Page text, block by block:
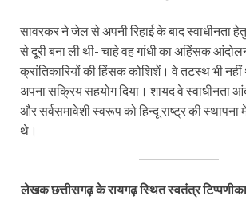
सावरकर ने जेल से अपनी रिहाई के बाद स्वाधीनता
से दूरी बना ली थी- चाहे वह गांधी का अहिंसक
क्रांतिकारियों की हिंसक कोशिशें। वे तटस्थ भी
अपना सक्रिय सहयोग दिया। शायद वे स्वाधीनता
और सर्वसमावेशी स्वरूप को हिन्दू राष्ट्र की
थे।
लेखक छत्तीसगढ़ के रायगढ़ स्थित स्वतंत्र